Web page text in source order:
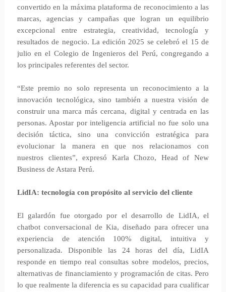
convertido en la máxima plataforma de reconocimiento a las
marcas, agencias y campañas que logran un equilibrio
excepcional entre estrategia, creatividad, tecnología y
resultados de negocio. La edición 2025 se celebró el 15 de
julio en el Colegio de Ingenieros del Perú, congregando a
los principales referentes del sector.
“Este premio no solo representa un reconocimiento a la
innovación tecnológica, sino también a nuestra visión de
construir una marca más cercana, digital y centrada en las
personas. Apostar por inteligencia artificial no fue solo una
decisión táctica, sino una convicción estratégica para
evolucionar la manera en que nos relacionamos con
nuestros clientes”, expresó Karla Chozo, Head of New
Business de Astara Perú.
LidIA: tecnología con propósito al servicio del cliente
El galardón fue otorgado por el desarrollo de LidIA, el
chatbot conversacional de Kia, diseñado para ofrecer una
experiencia de atención 100% digital, intuitiva y
personalizada. Disponible las 24 horas del día, LidIA
responde en tiempo real consultas sobre modelos, precios,
alternativas de financiamiento y programación de citas. Pero
lo que realmente la diferencia es su capacidad para cualificar